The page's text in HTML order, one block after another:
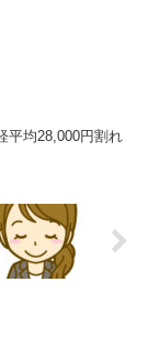
平均28,000円割れ